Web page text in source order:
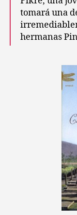
tomará una
hermanas